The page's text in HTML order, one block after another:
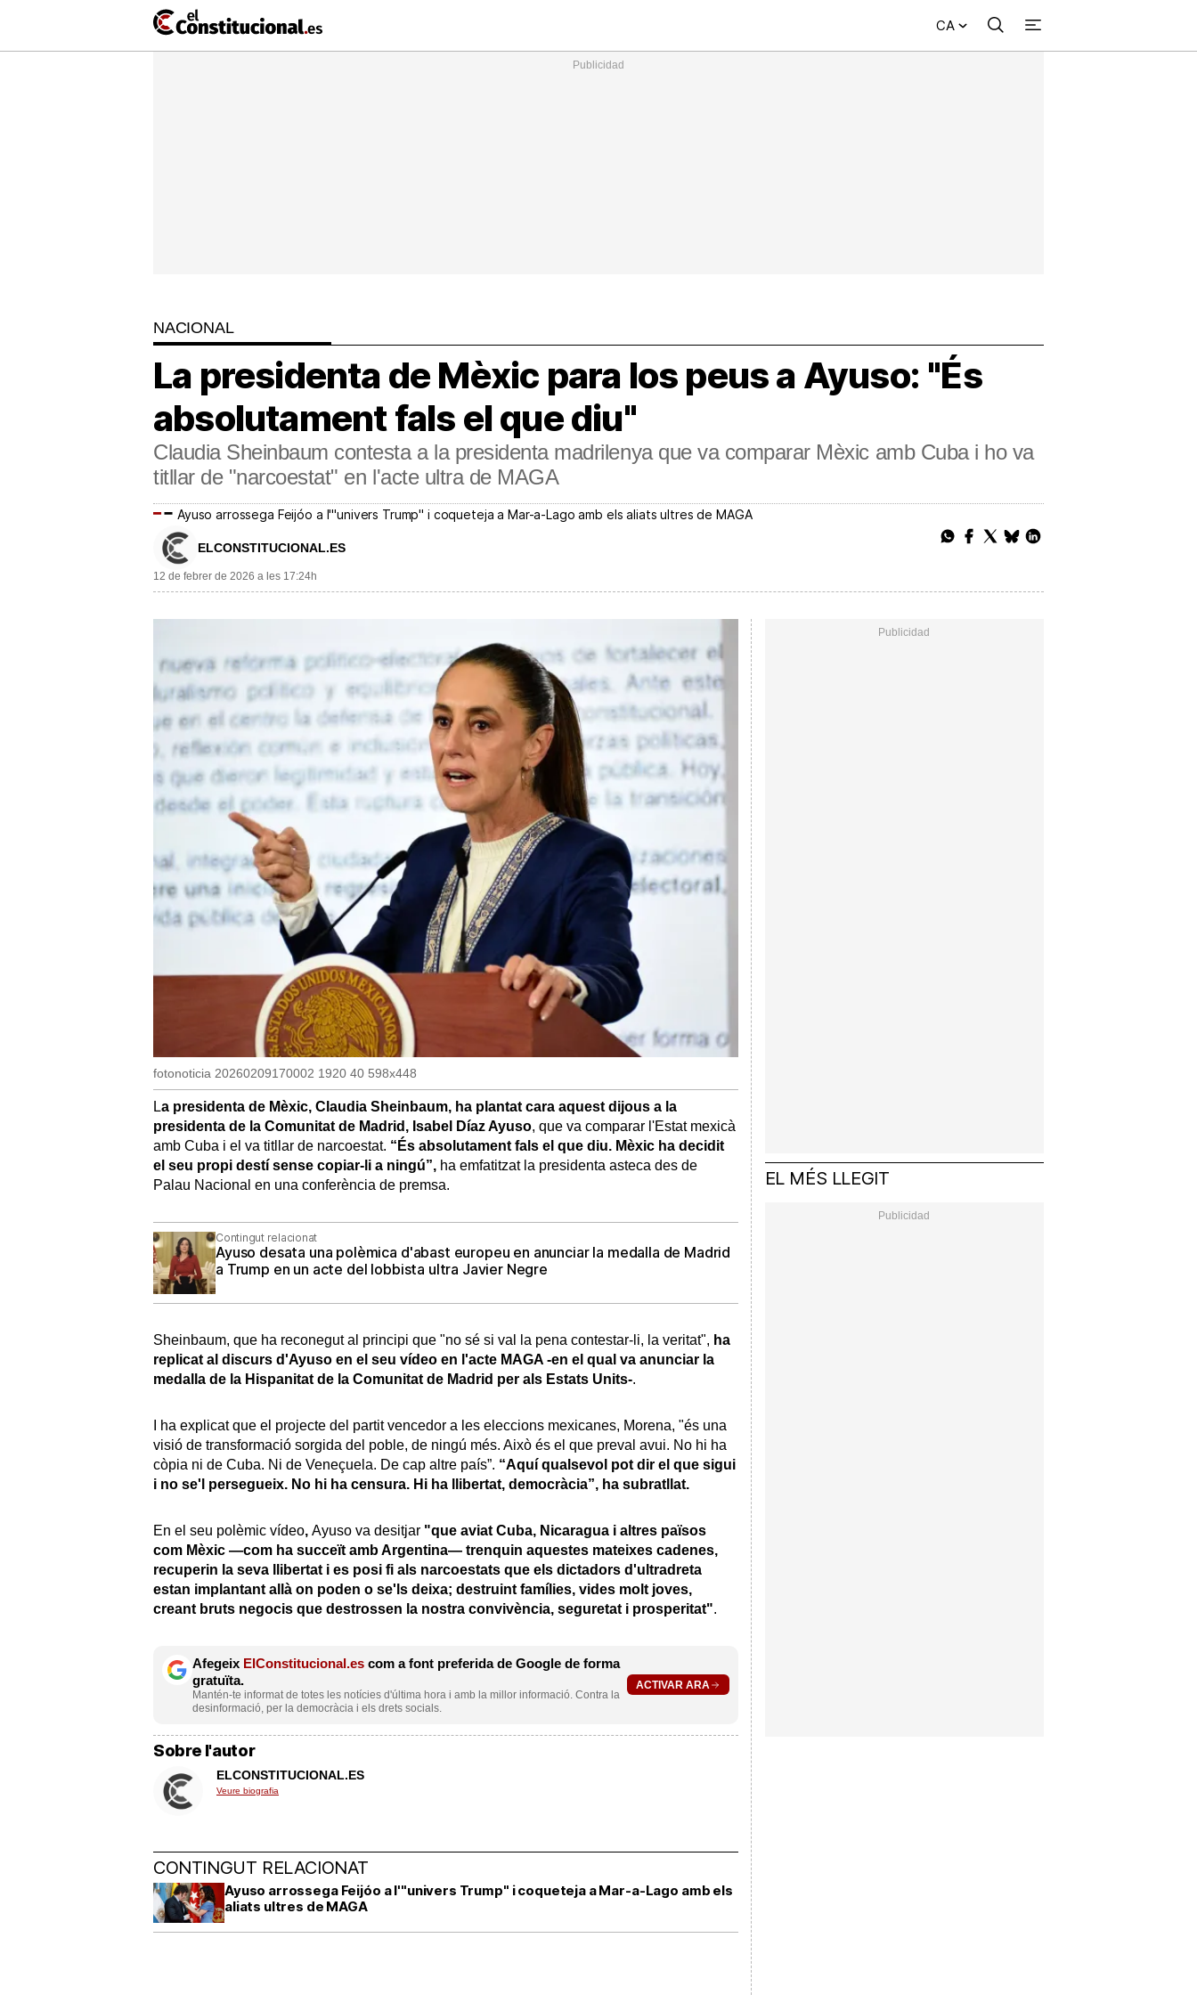
Nacional
CA Cercar
NACIONAL
La presidenta de Mèxic para los peus a Ayuso: "És
absolutament fals el que diu"
Claudia Sheinbaum contesta a la presidenta madrilenya que va comparar Mèxic amb Cuba i ho va
titllar de "narcoestat" en l'acte ultra de MAGA
Ayuso arrossega Feijóo a l'"univers Trump" i coqueteja a Mar-a-Lago amb els aliats ultres de MAGA
ELCONSTITUCIONAL.ES
12 de febrer de 2026 a les 17:24h
fotonoticia 20260209170002 1920 40 598x448
La presidenta de Mèxic, Claudia Sheinbaum, ha plantat cara aquest dijous a la
presidenta de la Comunitat de Madrid, Isabel Díaz Ayuso, que va comparar l'Estat mexicà
amb Cuba i el va titllar de narcoestat. “És absolutament fals el que diu. Mèxic ha decidit
el seu propi destí sense copiar-li a ningú”, ha emfatitzat la presidenta asteca des de
Palau Nacional en una conferència de premsa.
Contingut relacionat
Ayuso desata una polèmica d'abast europeu en anunciar la medalla de Madrid
a Trump en un acte del lobbista ultra Javier Negre
Sheinbaum, que ha reconegut al principi que "no sé si val la pena contestar-li, la veritat", ha
replicat al discurs d'Ayuso en el seu vídeo en l'acte MAGA -en el qual va anunciar la
medalla de la Hispanitat de la Comunitat de Madrid per als Estats Units-.
I ha explicat que el projecte del partit vencedor a les eleccions mexicanes, Morena, "és una
visió de transformació sorgida del poble, de ningú més. Això és el que preval avui. No hi ha
còpia ni de Cuba. Ni de Veneçuela. De cap altre país”. “Aquí qualsevol pot dir el que sigui
i no se'l persegueix. No hi ha censura. Hi ha llibertat, democràcia”, ha subratllat.
En el seu polèmic vídeo, Ayuso va desitjar "que aviat Cuba, Nicaragua i altres països
com Mèxic —com ha succeït amb Argentina— trenquin aquestes mateixes cadenes,
recuperin la seva llibertat i es posi fi als narcoestats que els dictadors d'ultradreta
estan implantant allà on poden o se'ls deixa; destruint famílies, vides molt joves,
creant bruts negocis que destrossen la nostra convivència, seguretat i prosperitat".
Afegeix ElConstitucional.es com a font preferida de Google de forma
gratuïta.
Mantén-te informat de totes les notícies d'última hora i amb la millor informació. Contra la
desinformació, per la democràcia i els drets socials.
ACTIVAR ARA
Sobre l'autor
ELCONSTITUCIONAL.ES
Veure biografia
CONTINGUT RELACIONAT
Ayuso arrossega Feijóo a l'"univers Trump" i coqueteja a Mar-a-Lago amb els
aliats ultres de MAGA
EL MÉS LLEGIT